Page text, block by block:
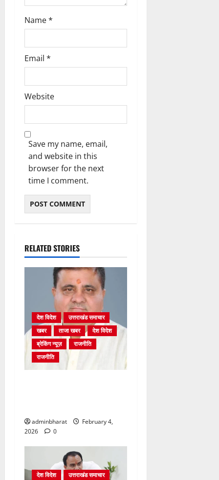
Name*
Email *
Website
Save my name, email,
and website in this
browser for the next
time I comment.
RELATED STORIES
देश विदेश
उत्तराखंड समाचार
खबर
ताजा खबर
देश विदेश
ब्रेकिंग न्यूज़
राजनीति
राजनीति
adminbharat
February 4,
2026
0
देश विदेश
उत्तराखंड समाचार